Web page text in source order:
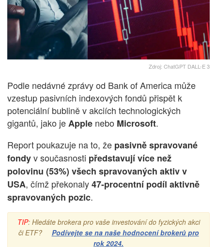
Zdroj: ChatGPT DALL-E 3
Podle nedávné zprávy od Bank of America může
vzestup pasivních indexových fondů přispět k
potenciální bublině v akciích technologických
gigantů, jako jeApple nebo Microsoft.
Report poukazuje na to, že pasivně spravované
fondyv současnosti představují více než
polovinu (53%) všech spravovaných aktiv v
USA, čímž překonaly47-procentní podíl aktivně
spravovaných pozic.
TIP: Hledáte brokera pro vaše investování do fyzických akci
či ETF?
Podívejte se na naše hodnocení brokerů pro
rok 2024.